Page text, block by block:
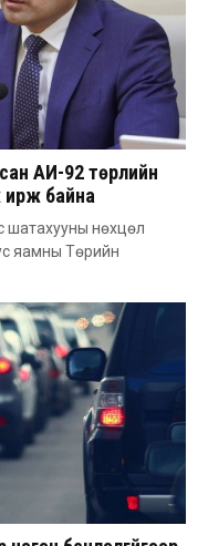
АИ-92 төрлийн
ирж байна
шатахууны нөхцөл
яамны Төрийн